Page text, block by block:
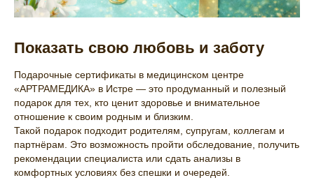
Показать свою любовь и заботу
Подарочные сертификаты в медицинском центре
«АРТРАМЕДИКА» в Истре — это продуманный и полезный
подарок для тех, кто ценит здоровье и внимательное
отношение к своим родным и близким.
Такой подарок подходит родителям, супругам, коллегам и
партнёрам. Это возможность пройти обследование, получить
рекомендации специалиста или сдать анализы в
комфортных условиях без спешки и очередей.